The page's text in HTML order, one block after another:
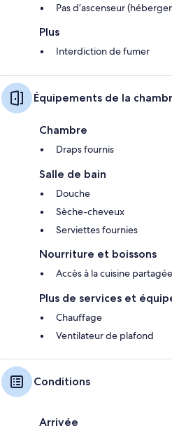
Pas d’ascenseur
Plus
Interdiction de fumer
Équipements de la
Chambre
Draps fournis
Salle de bain
Douche
Sèche-cheveux
Serviettes fournies
Nourriture et boissons
Accès à la cuisine partagée
Plus de services et
Chauffage
Ventilateur de plafond
Conditions
Arrivée